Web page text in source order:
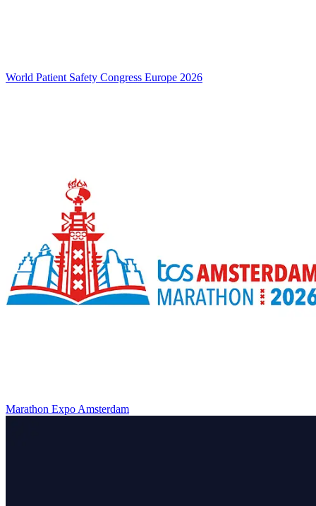
World Patient Safety Congress Europe 2026
Marathon Expo Amsterdam